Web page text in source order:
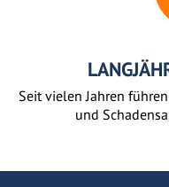
Seit vielen Jahren
und